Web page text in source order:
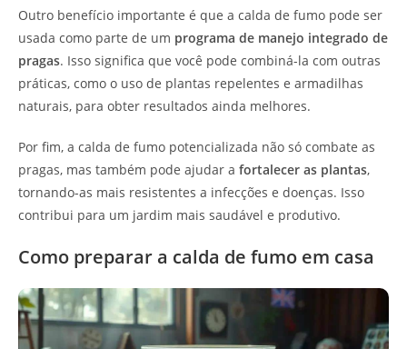
Outro benefício importante é que a calda de fumo pode ser
usada como parte de um programa de manejo integrado de
pragas. Isso significa que você pode combiná-la com outras
práticas, como o uso de plantas repelentes e armadilhas
naturais, para obter resultados ainda melhores.
Por fim, a calda de fumo potencializada não só combate as
pragas, mas também pode ajudar a fortalecer as plantas,
tornando-as mais resistentes a infecções e doenças. Isso
contribui para um jardim mais saudável e produtivo.
Como preparar a calda de fumo em casa